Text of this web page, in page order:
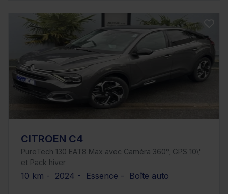
CITROEN C4
PureTech 130 EAT8 Max avec Caméra 360°, GPS 10\'
et Pack hiver
10 km - 2024 - Essence - Boîte auto